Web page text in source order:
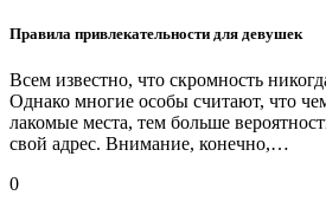
Правила привлекательности для девушек
Всем известно, что скромность
Однако многие особы считают, что
лакомые места, тем больше
свой адрес. Внимание, конечно,…
0